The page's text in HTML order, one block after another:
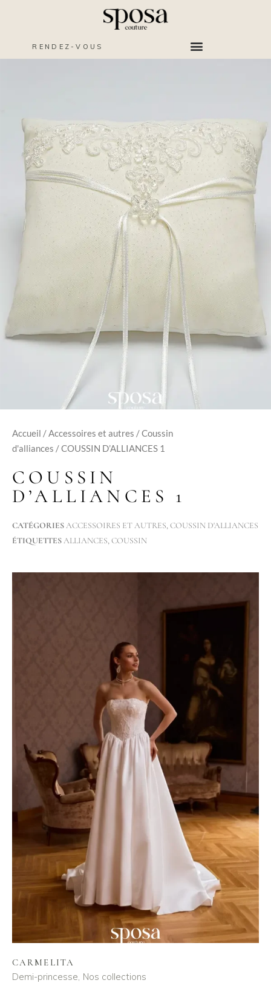
RENDEZ-VOUS
Accueil /Accessoires et autres /Coussin
d'alliances / COUSSIN D’ALLIANCES 1
COUSSIN
D’ALLIANCES 1
CATÉGORIESACCESSOIRES ET AUTRES, COUSSIN D'ALLIANCES
ÉTIQUETTESALLIANCES, COUSSIN
CARMELITA
Demi-princesse Nos collections